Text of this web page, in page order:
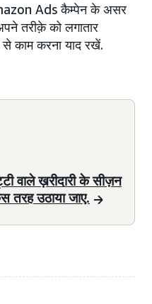
Ads कैम्पेन के असर
तरीक़े को लगातार
काम करना याद रखें.
वाले ख़रीदारी के सीज़न
तरह उठाया जाए.